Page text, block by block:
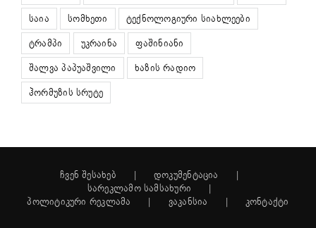
საია
სომხეთი
ტექნოლოგიური სიახლეები
ტრამპი
უკრაინა
ფაშინიანი
შალვა პაპუაშვილი
ხაზის რადიო
ჰორმუზის სრუტე
ჩვენ შესახებ
დოკუმენტაცია
სარეკლამო სამსახური
პოლიტიკური რეკლამა
ვაკანსია კონტაქტი